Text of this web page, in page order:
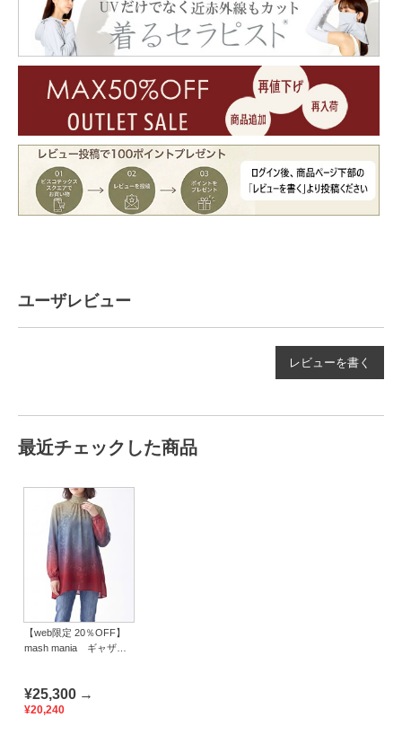
ユーザレビュー
レビューを書く
最近チェックした商品
【web限定 20％OFF】
mash mania ギャザー
¥25,300 →
¥20,240